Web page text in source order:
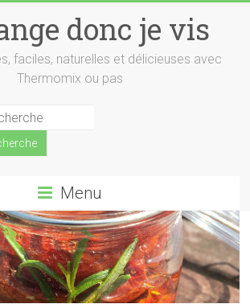
donc je vis
faciles, naturelles et délicieuses avec
Thermomix ou pas
Menu